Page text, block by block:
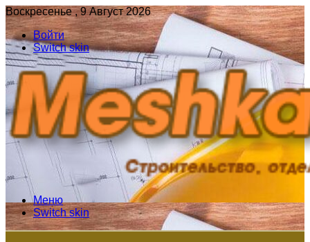
Воскресенье , 9 Август 2026
Войти
Switch skin
Меню
Switch skin